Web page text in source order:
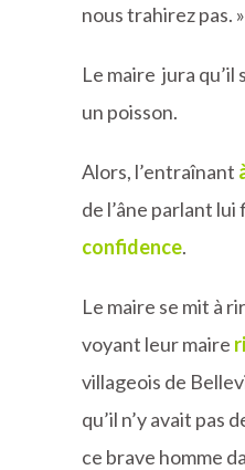
nous trahirez pas. »
Le maire jura
un poisson.
Alors, l’entraînant
de l’âne parlant
confidence.
Le maire se mit à
voyant leur maire
villageois de
qu’il n’y avait pas
ce brave homme